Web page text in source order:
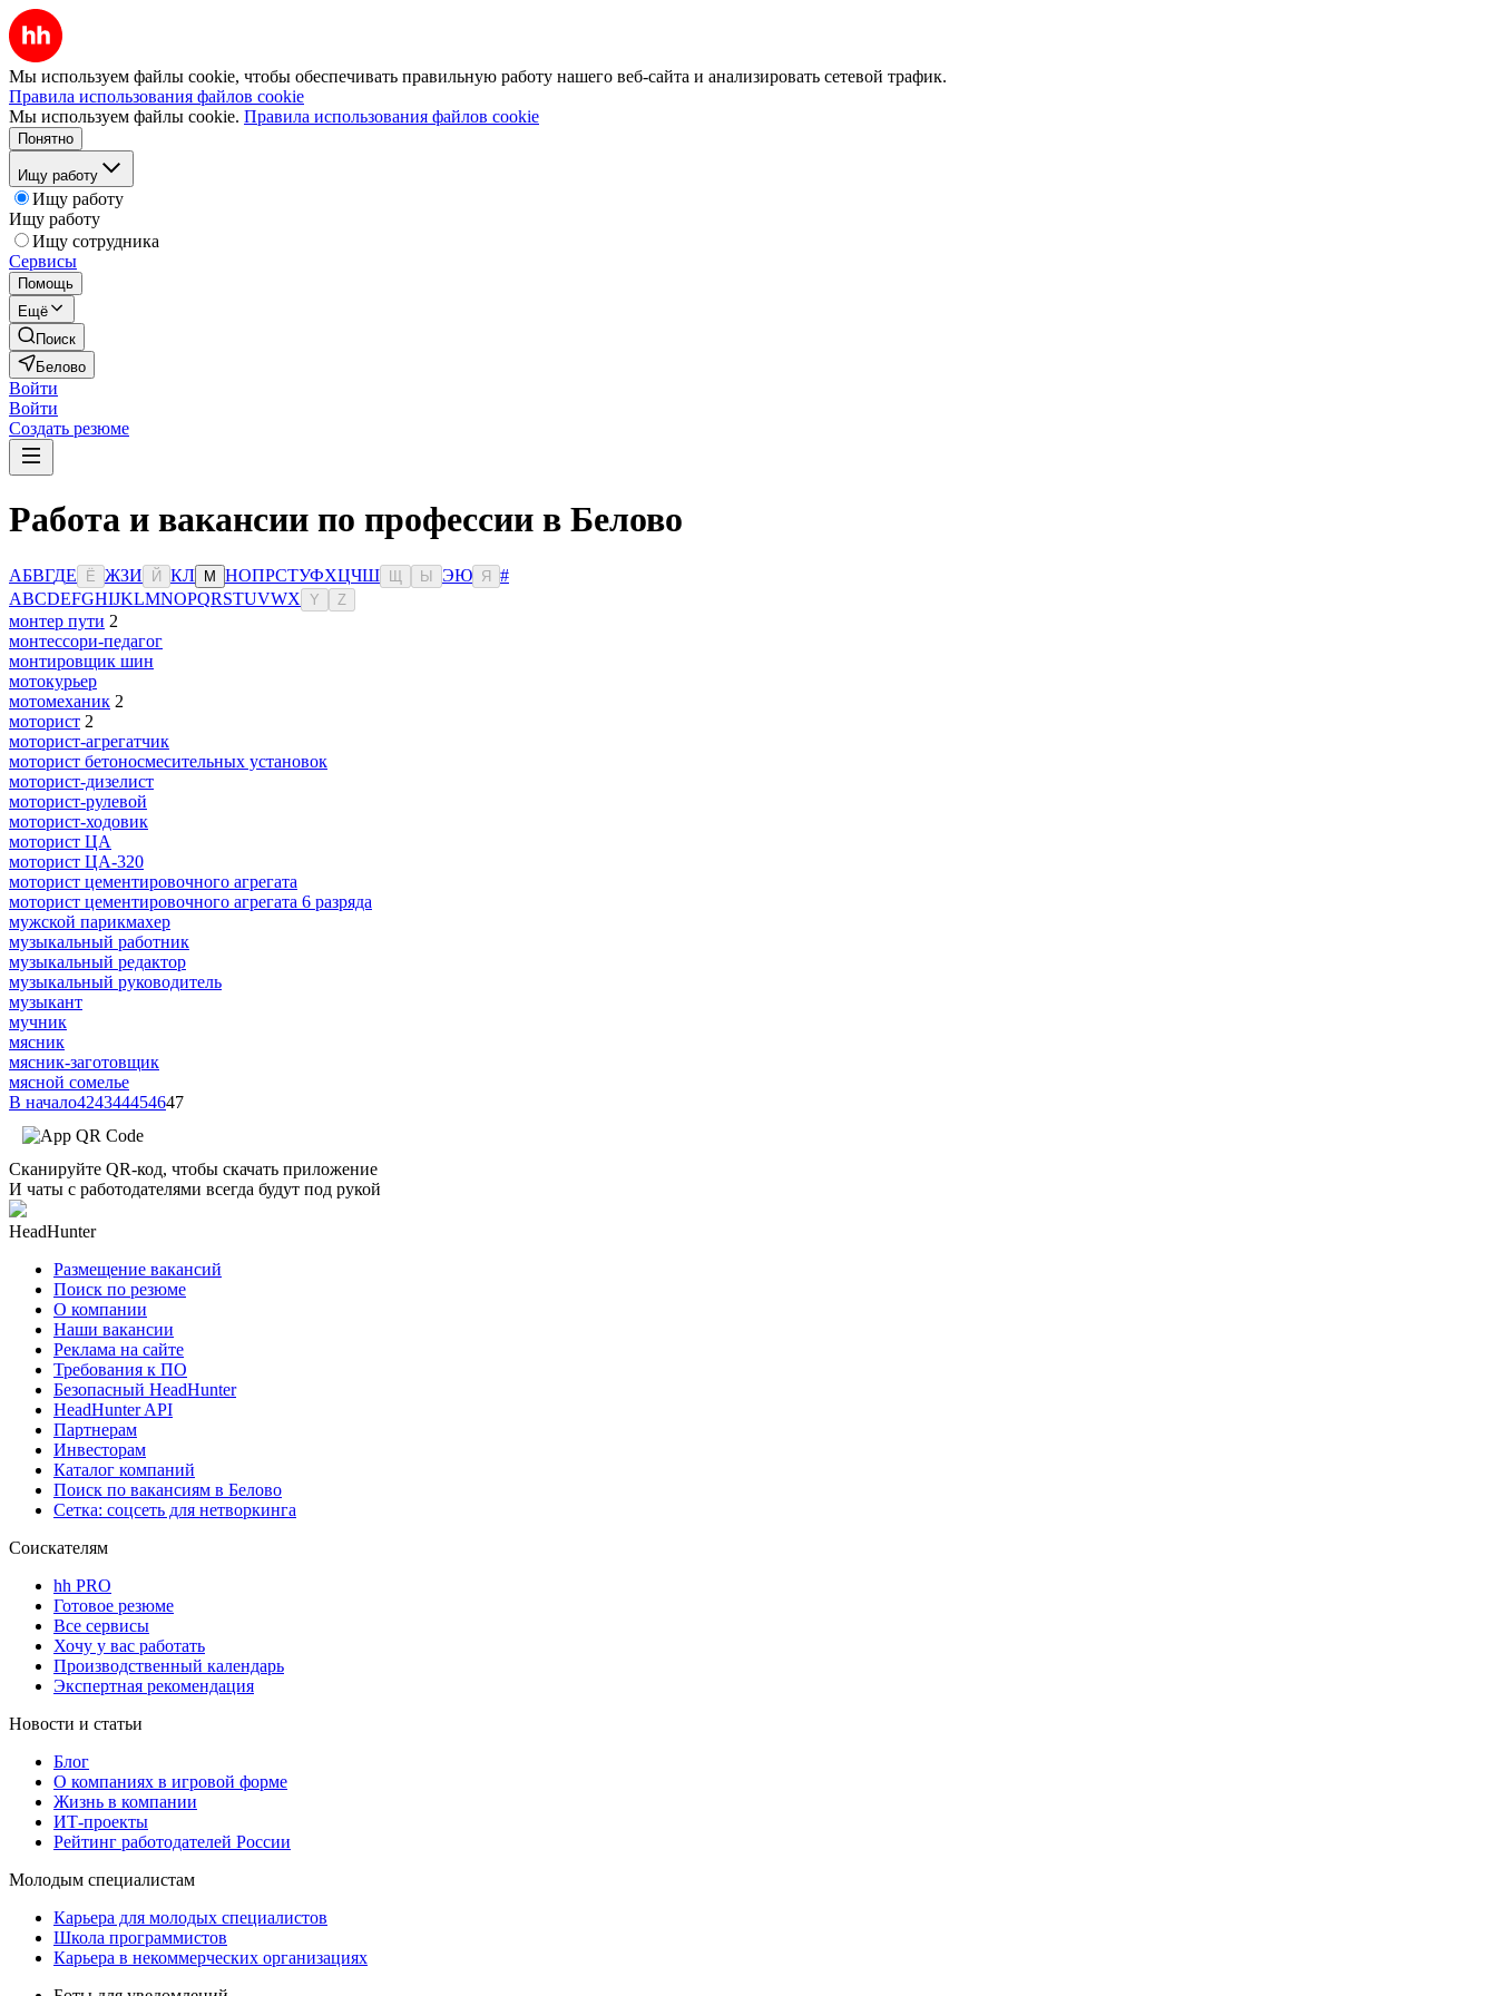
Мы используем файлы cookie, чтобы обеспечивать правильную работу нашего веб-сайта и анализировать сетевой трафик.
Правила использования файлов cookie
Мы используем файлы cookie. Правила использования файлов cookie
Понятно
Ищу работу
Ищу работу
Ищу работу
Ищу сотрудника
Сервисы
Помощь
Ещё
Поиск
Белово
Войти
Войти
Создать резюме
Работа и вакансии по профессии в Белово
АБВГДЕ Ё ЖЗИ Й КЛ М НОПРСТУФХЦЧШ Ы ЭЮ Я
#
ABCDEFGHIJKLMNOPQRSTUVWX Y Z
монтер пути 2
монтессори-педагог
монтировщик шин
мотокурьер
мотомеханик 2
моторист 2
моторист-агрегатчик
моторист бетоносмесительных установок
моторист-дизелист
моторист-рулевой
моторист-ходовик
моторист ЦА
моторист ЦА-320
моторист цементировочного агрегата
моторист цементировочного агрегата 6 разряда
мужской парикмахер
музыкальный работник
музыкальный редактор
музыкальный руководитель
музыкант
мучник
мясник
мясник-заготовщик
мясной сомелье
В начало424344454647
Сканируйте QR-код, чтобы скачать приложение
И чаты с работодателями всегда будут под рукой
HeadHunter
Размещение вакансий
Поиск по резюме
О компании
Наши вакансии
Реклама на сайте
Требования к ПО
Безопасный HeadHunter
HeadHunter API
Партнерам
Инвесторам
Каталог компаний
Поиск по вакансиям в Белово
Сетка: соцсеть для нетворкинга
Соискателям
hh PRO
Готовое резюме
Все сервисы
Хочу у вас работать
Производственный календарь
Экспертная рекомендация
Новости и статьи
Блог
О компаниях в игровой форме
Жизнь в компании
ИТ-проекты
Рейтинг работодателей России
Молодым специалистам
Карьера для молодых специалистов
Школа программистов
Карьера в некоммерческих организациях